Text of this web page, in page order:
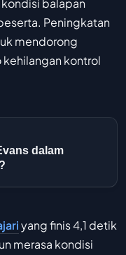
balapan
Peningkatan
mendorong
kontrol
dalam
yang finis 4,1 detik
merasa kondisi